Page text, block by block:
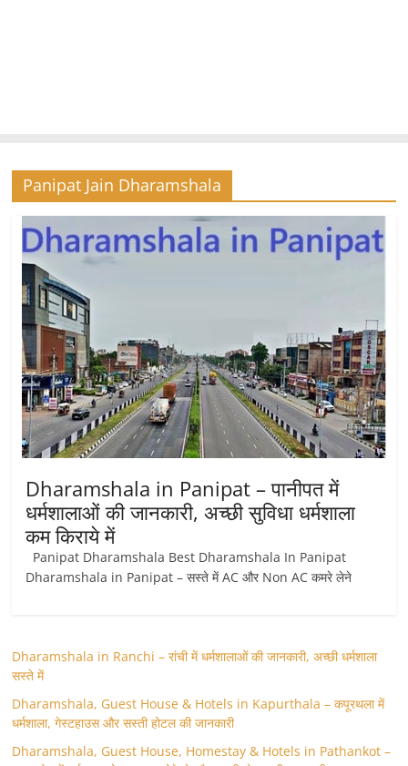
Panipat Jain Dharamshala
Dharamshala in Panipat – पानीपत में
धर्मशालाओं की जानकारी, अच्छी सुविधा धर्मशाला
कम किराये में
Panipat Dharamshala Best Dharamshala In Panipat
Dharamshala in Panipat – सस्ते में AC और Non AC कमरे लेने
Dharamshala in Ranchi – रांची में धर्मशालाओं की जानकारी, अच्छी धर्मशाला
सस्ते में
Dharamshala, Guest House & Hotels in Kapurthala – कपूरथला में
धर्मशाला, गेस्टहाउस और सस्ती होटल की जानकारी
Dharamshala, Guest House, Homestay & Hotels in Pathankot –